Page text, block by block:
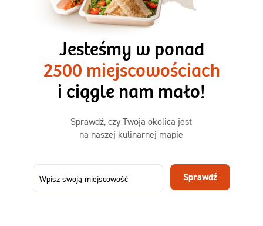
3 razy TAK
1500kcal - 2250kcal
3 sycące posiłki o większej objętości. Mniej dań,
ta sama wygoda!
50,31 zł
73,99
-32%
Menu
Jesteśmy w ponad
2500 miejscowościach
i ciągle nam mało!
Sprawdź, czy Twoja okolica jest
na naszej kulinarnej mapie
Sprawdź